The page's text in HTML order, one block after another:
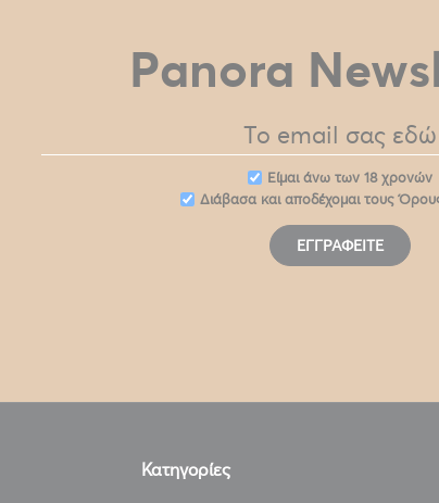
Panora
Eίμαι άνω των 18 χρονών
Διάβασα και αποδέχομαι τους
ΕΓΓΡΑΦΕΊΤΕ
Κατηγορίες